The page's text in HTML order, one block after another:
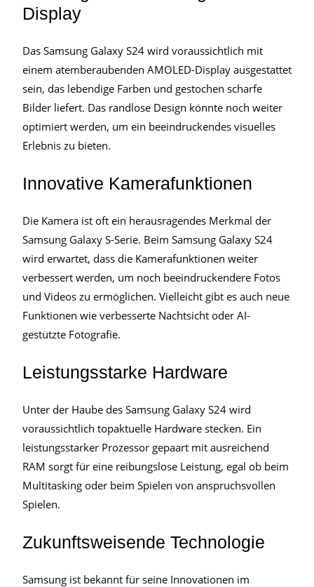
Display
Das Samsung Galaxy S24 wird voraussichtlich mit
einem atemberaubenden AMOLED-Display ausgestattet
sein, das lebendige Farben und gestochen scharfe
Bilder liefert. Das randlose Design könnte noch weiter
optimiert werden, um ein beeindruckendes visuelles
Erlebnis zu bieten.
Innovative Kamerafunktionen
Die Kamera ist oft ein herausragendes Merkmal der
Samsung Galaxy S-Serie. Beim Samsung Galaxy S24
wird erwartet, dass die Kamerafunktionen weiter
verbessert werden, um noch beeindruckendere Fotos
und Videos zu ermöglichen. Vielleicht gibt es auch neue
Funktionen wie verbesserte Nachtsicht oder AI-
gestützte Fotografie.
Leistungsstarke Hardware
Unter der Haube des Samsung Galaxy S24 wird
voraussichtlich topaktuelle Hardware stecken. Ein
leistungsstarker Prozessor gepaart mit ausreichend
RAM sorgt für eine reibungslose Leistung, egal ob beim
Multitasking oder beim Spielen von anspruchsvollen
Spielen.
Zukunftsweisende Technologie
Samsung ist bekannt für seine Innovationen im